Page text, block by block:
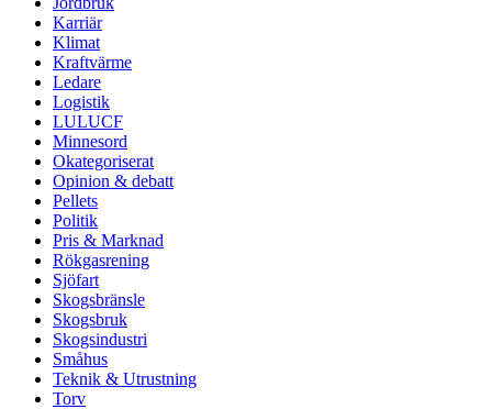
Karriär
Klimat
Kraftvärme
Ledare
Logistik
LULUCF
Minnesord
Okategoriserat
Opinion & debatt
Pellets
Politik
Pris & Marknad
Rökgasrening
Sjöfart
Skogsbränsle
Skogsbruk
Skogsindustri
Småhus
Teknik & Utrustning
Torv